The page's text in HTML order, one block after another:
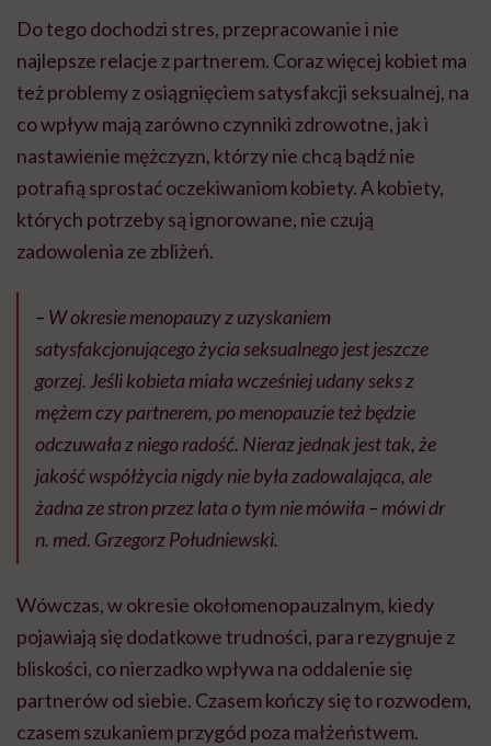
Do tego dochodzi stres, przepracowanie i nie
najlepsze relacje z partnerem. Coraz więcej kobiet ma
też problemy z osiągnięciem satysfakcji seksualnej, na
co wpływ mają zarówno czynniki zdrowotne, jak i
nastawienie mężczyzn, którzy nie chcą bądź nie
potrafią sprostać oczekiwaniom kobiety. A kobiety,
których potrzeby są ignorowane, nie czują
zadowolenia ze zbliżeń.
– W okresie menopauzy z uzyskaniem
satysfakcjonującego życia seksualnego jest jeszcze
gorzej. Jeśli kobieta miała wcześniej udany seks z
mężem czy partnerem, po menopauzie też będzie
odczuwała z niego radość. Nieraz jednak jest tak, że
jakość współżycia nigdy nie była zadowalająca, ale
żadna ze stron przez lata o tym nie mówiła – mówi dr
n. med. Grzegorz Południewski.
Wówczas, w okresie okołomenopauzalnym, kiedy
pojawiają się dodatkowe trudności, para rezygnuje z
bliskości, co nierzadko wpływa na oddalenie się
partnerów od siebie. Czasem kończy się to rozwodem,
czasem szukaniem przygód poza małżeństwem.